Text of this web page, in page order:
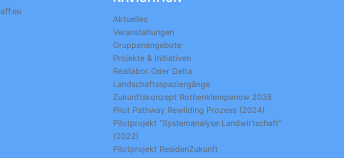
Aktuelles
Veranstaltungen
Gruppenangebote
Projekte & Initiativen
Reallabor Oder Delta
Landschaftsspaziergänge
Zukunftskonzept Rothenklempenow 2035
Pilot Pathway Rewilding Prozess (2024)
Pilotprojekt “Systemanalyse Landwirtschaft”
(2022)
Pilotprojekt ResidenZukunft